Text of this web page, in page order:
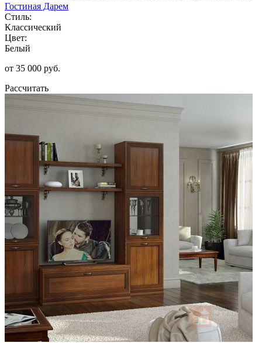
Гостиная Дарем
Стиль:
Классический
Цвет:
Белый
от 35 000 руб.
Рассчитать